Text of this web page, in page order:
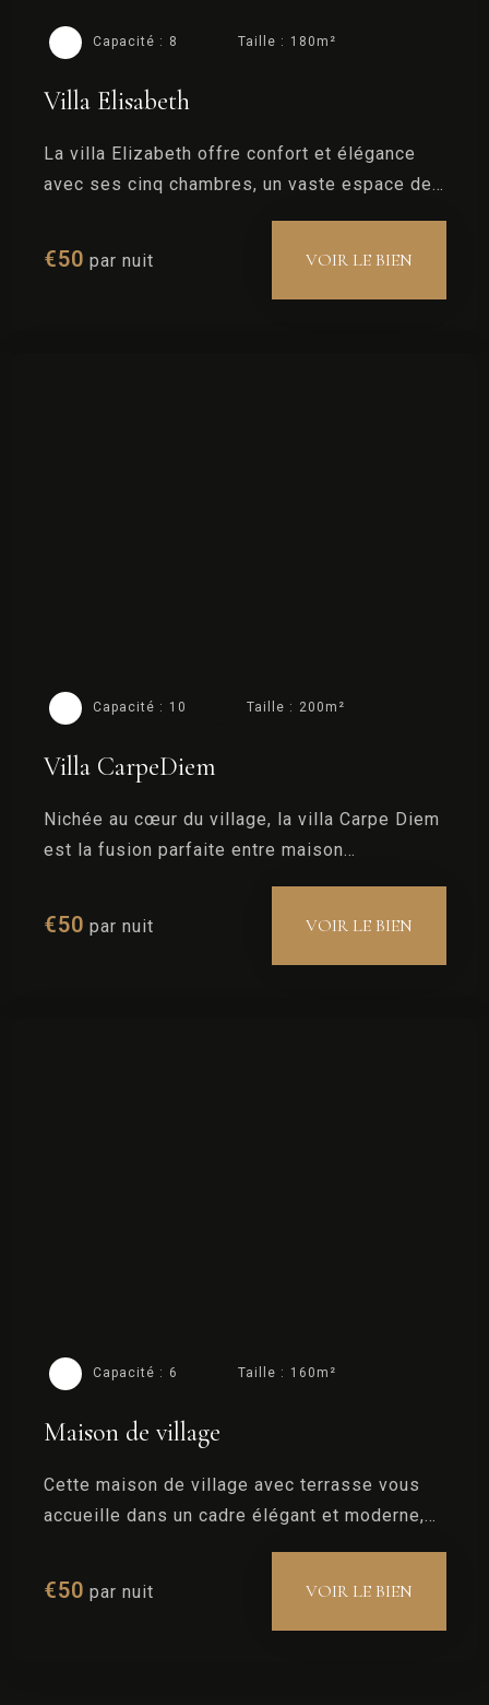
Villa Elisabeth
La villa Elizabeth offre confort et élégance
avec ses cinq chambres, un vaste espace de
Capacité : 8 Taille : 180m²
€50 par nuit VOIR LE BIEN
Villa CarpeDiem
Nichée au cœur du village, la villa Carpe Diem
est la fusion parfaite entre maison
Capacité : 10 Taille : 200m²
€50 par nuit VOIR LE BIEN
Maison de village
Cette maison de village avec terrasse vous
accueille dans un cadre élégant et moderne,
Capacité : 6 Taille : 160m²
€50 par nuit VOIR LE BIEN